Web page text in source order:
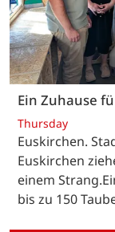
Ein Zuhause
Thursday
Euskirchen.
Euskirchen
einem
bis zu 150